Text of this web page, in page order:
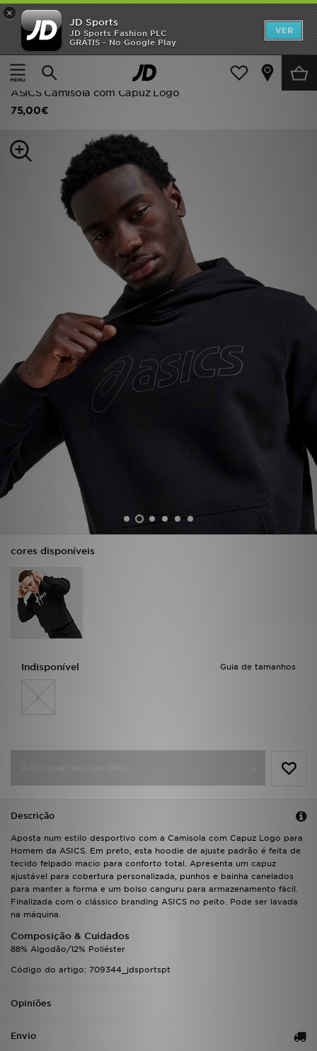
×
JD Sports
JD Sports Fashion PLC
GRÁTIS - No Google Play
VER
Página principal
Homem
Roupa de Homem
ASICS Camisola com Capuz Logo
75,00€
cores disponíveis
Guia de tamanhos
Indisponível
L
Descrição
Aposta num estilo desportivo com a Camisola com Capuz Logo para
Homem da ASICS. Em preto, esta hoodie de ajuste padrão é feita de
tecido felpado macio para conforto total. Apresenta um capuz
ajustável para cobertura personalizada, punhos e bainha canelados
para manter a forma e um bolso canguru para armazenamento fácil.
Finalizada com o clássico branding ASICS no peito. Pode ser lavada
na máquina.
Composição & Cuidados
88% Algodão/12% Poliéster
Código do artigo: 709344_jdsportspt
Opiniões
Envio
INÍCIO
Promoções
NOVIDADES
MULHER
CRIANÇA
VER MARCAS
LOCALIZADOR DE LOJAS
MENSAGENS
SUBSCREVE
ESTADO DO TEU PEDIDO
FAZ DOWNLOAD DA APP
TRABALHA CONNOSCO